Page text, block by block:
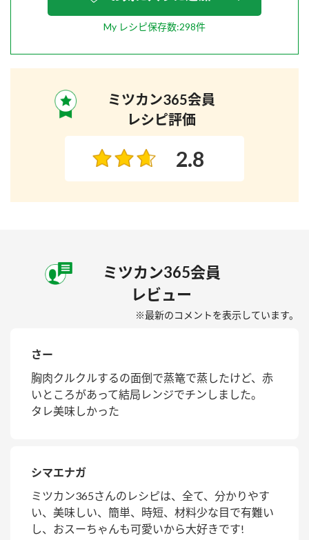
My レシピ保存数:298件
ミツカン365会員
レシピ評価
2.8
ミツカン365会員
レビュー
※最新のコメントを表示しています。
さー
胸肉クルクルするの面倒で蒸篭で蒸したけど、赤
いところがあって結局レンジでチンしました。
タレ美味しかった
シマエナガ
ミツカン365さんのレシピは、全て、分かりやす
い、美味しい、簡単、時短、材料少な目で有難い
し、おスーちゃんも可愛いから大好きです!